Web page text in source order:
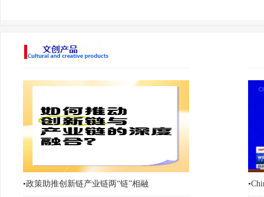
•政策助推创新链产业链两“链”相融 •